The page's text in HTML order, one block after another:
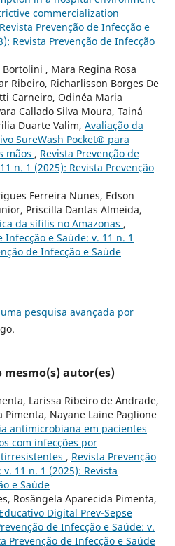
commercialization
Revista Prevenção de Infecção e
Revista Prevenção de Infecção
, Mara Regina Rosa
Ribeiro, Richarlisson Borges De
Carneiro, Odinéa Maria
Callado Silva Moura, Tainá
Duarte Valim, Avaliação da
SureWash Pocket® para
mãos , Revista Prevenção de
n. 1 (2025): Revista Prevenção
Ferreira Nunes, Edson
Priscilla Dantas Almeida,
da sífilis no Amazonas ,
Infecção e Saúde: v. 11 n. 1
de Infecção e Saúde
pesquisa avançada por
autor(es)
Larissa Ribeiro de Andrade,
Pimenta, Nayane Laine Paglione
antimicrobiana em pacientes
com infecções por
, Revista Prevenção
11 n. 1 (2025): Revista
e Saúde
Rosângela Aparecida Pimenta,
Digital Prev-Sepse
de Infecção e Saúde: v.
Prevenção de Infecção e Saúde